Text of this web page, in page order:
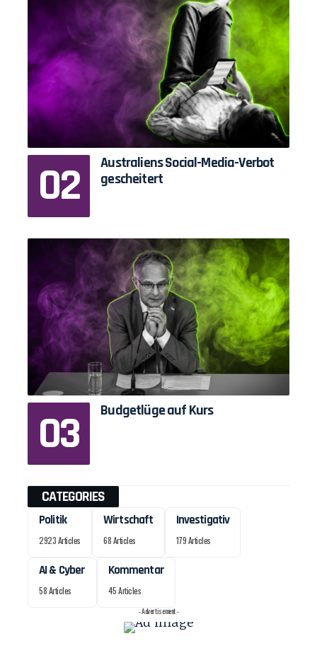
Australiens Social-Media-Verbot
gescheitert
Budgetlüge auf Kurs
CATEGORIES
Politik
2923 Articles
Wirtschaft
68 Articles
Investigativ
179 Articles
AI & Cyber
58 Articles
Kommentar
45 Articles
- Advertisement -